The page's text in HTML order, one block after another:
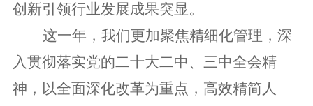
创新引领行业发展成果突显。
这一年，我们更加聚焦精细化管理 ，深
入贯彻落实党的二十大二中、三中全会精
神，以全面深化改革为重点，高效精简人